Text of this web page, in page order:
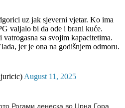
uz jak sjeverni vjetar. Ko ima
valjalo bi da ode i brani kuće.
sa svojim kapacitetima.
jer je ona na godišnjem odmoru.
August 11, 2025
Рогами денеска во Црна Гора